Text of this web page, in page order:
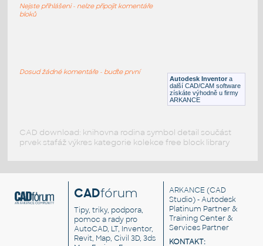
Lego 10197-DkBluishGray
Autodesk Inventor a
další CAD/CAM software
získáte výhodně u firmy
ARKANCE
Nejste přihlášeni - nelze připojit komentáře
bloků
Dosud žádné komentáře - buďte první
CAD download: knihovna rodina symbol detail součást
prvek stafáž výkres kategorie kolekce free block library
CADfórum
Tipy, triky, podpora,
pomoc a rady pro
AutoCAD, LT, Inventor,
Revit, Map, Civil 3D, 3ds
ARKANCE (CAD
Studio) - Autodesk
Platinum Partner &
Training Center &
Services Partner
KONTAKT: